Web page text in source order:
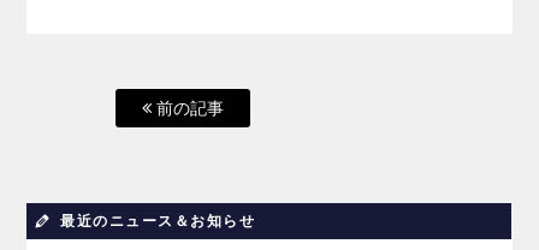
前の記事
最近のニュース＆お知らせ